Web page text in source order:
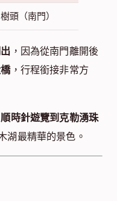
頭（南門）
，因為從南門離開後
，行程銜接非常方
順時針遊覽到克勒湧珠
湖最精華的景色。